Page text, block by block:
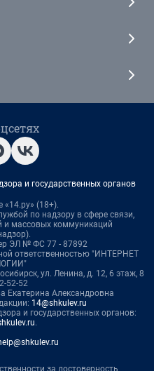
и государственных органов
«14.ру» (18+).
по надзору в сфере связи,
и массовых коммуникаций
ЭЛ № ФС 77 - 87892
ответственностью "ИНТЕРНЕТ
ул. Ленина, д. 12, 6 этаж, 8
52-52
Екатерина Александровна
14@shkulev.ru
и государственных органов:
.
за достоверность